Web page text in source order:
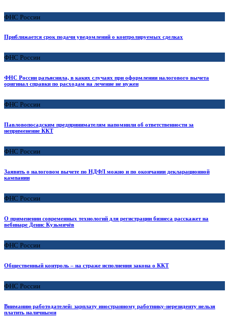
ФНС России
Приближается срок подачи уведомлений о контролируемых сделках
ФНС России
ФНС России разъяснила, в каких случаях при оформлении налогового вычета
оригинал справки по расходам на лечение не нужен
ФНС России
Павловопосадским предпринимателям напомнили об ответственности за
неприменение ККТ
ФНС России
Заявить о налоговом вычете по НДФЛ можно и по окончании декларационной
кампании
ФНС России
О применении современных технологий для регистрации бизнеса расскажет на
вебинаре Денис Кузьмичёв
ФНС России
Общественный контроль – на страже исполнения закона о ККТ
ФНС России
Вниманию работодателей: зарплату иностранному работнику-нерезиденту нельзя
платить наличными